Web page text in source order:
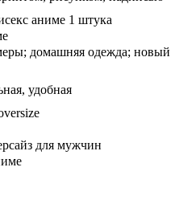
аниме 1 штука
домашняя одежда; новый
удобная
для мужчин